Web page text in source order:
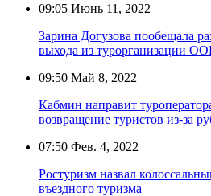
09:05 Июнь 11, 2022
Зарина Догузова пообещала
выхода из турорганизации
09:50 Май 8, 2022
Кабмин направит
возвращение туристов из-за
07:50 Фев. 4, 2022
Ростуризм назвал
въездного туризма